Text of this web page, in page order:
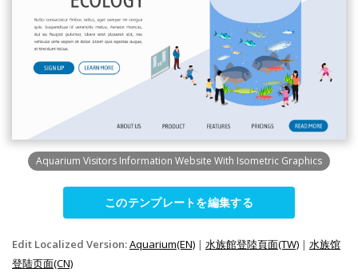
Aquarium Visitors Information Website With Isometric Graphics
このテンプレートを編集する
Edit Localized Version:Aquarium(EN) | 水族館登陸頁面(TW) | 水族馆
登陆页面(CN)